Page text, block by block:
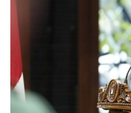
Ekonomi
Memori